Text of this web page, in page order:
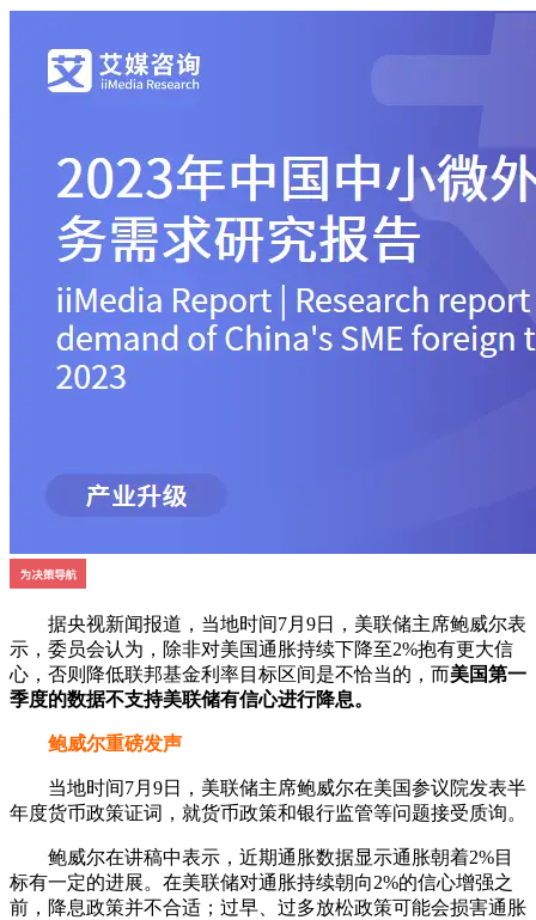
据央视新闻报道，当地时间7月9日，美联储主席鲍威尔表
示，委员会认为，除非对美国通胀持续下降至2%抱有更大信
心，否则降低联邦基金利率目标区间是不恰当的，而美国第一
季度的数据不支持美联储有信心进行降息。
鲍威尔重磅发声
当地时间7月9日，美联储主席鲍威尔在美国参议院发表半
年度货币政策证词，就货币政策和银行监管等问题接受质询。
鲍威尔在讲稿中表示，近期通胀数据显示通胀朝着2%目
标有一定的进展。在美联储对通胀持续朝向2%的信心增强之
前，降息政策并不合适；过早、过多放松政策可能会损害通胀